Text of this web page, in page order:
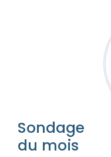
Sondage
du mois